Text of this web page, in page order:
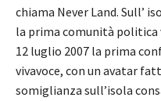
chiama Never Land. Sull’
la prima comunità
12 luglio 2007 la prima
vivavoce, con un avatar
somiglianza sull’isola